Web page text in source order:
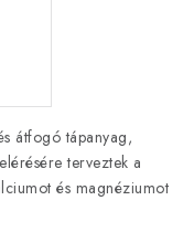
átfogó tápanyag,
terveztek a
és magnéziumot